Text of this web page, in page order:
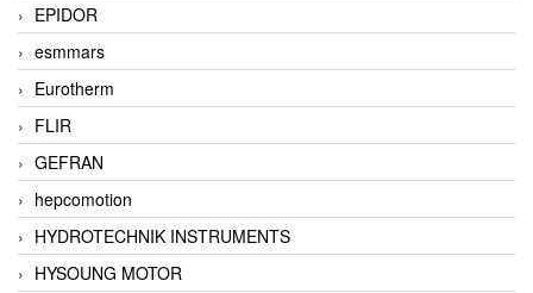
EPIDOR
esmmars
Eurotherm
FLIR
GEFRAN
hepcomotion
HYDROTECHNIK INSTRUMENTS
HYSOUNG MOTOR